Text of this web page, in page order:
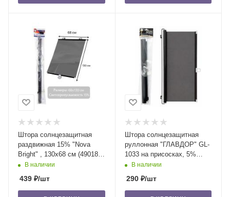
Штора солнцезащитная
раздвижная 15% "Nova
Bright" , 130х68 см (49018)
/50В наличии
439 ₽/шт
Штора солнцезащитная
руллонная "ГЛАВДОР" GL-
1033 на присосках, 5%
(50х130 см)/50
В наличии
290₽/шт